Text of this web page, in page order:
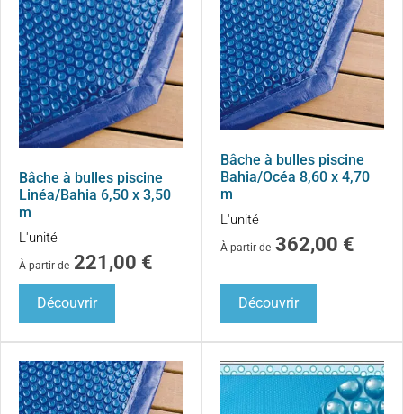
Bâche à bulles piscine
Linéa/Bahia 6,50 x 3,50
m
L'unité
À partir de 221,00 €
Découvrir
Bâche à bulles piscine
Bahia/Océa 8,60 x 4,70
m
L'unité
À partir de 362,00 €
Découvrir